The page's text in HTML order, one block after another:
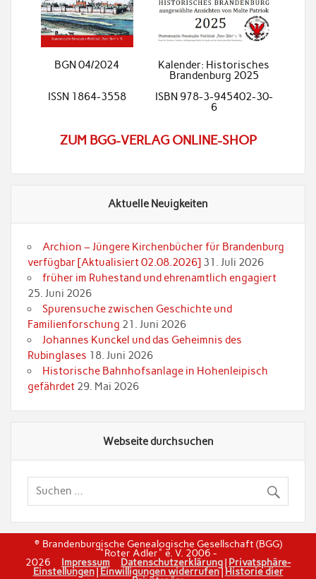
BGN 04/2024
Kalender: Historisches
Brandenburg 2025
ISSN 1864-3558
ISBN 978-3-945402-30-
6
ZUM BGG-VERLAG ONLINE-SHOP
Aktuelle Neuigkeiten
Archion – Jüngere Kirchenbücher für Brandenburg
verfügbar [Aktualisiert 02.08.2026] 31. Juli 2026
früher im Ruhestand und ehrenamtlich engagiert
25. Juni 2026
Spurensuche zwischen Geschichte und
Familienforschung 21. Juni 2026
Johannes Kunckel und das Geheimnis des
Rubinglases 18. Juni 2026
Historische Bahnhofsanlage in Hohenleipisch
gefährdet 29. Mai 2026
Webseite durchsuchen
© Brandenburgische Genealogische Gesellschaft (BGG)
"Roter Adler" e. V. 2006 -
2026 Impressum Datenschutzerklärung| Privatsphäre-
Einstellungen| Einwilligungen widerrufen|Historie dier